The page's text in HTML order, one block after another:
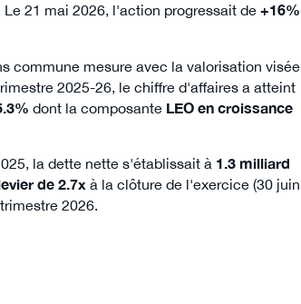
Le 21 mai 2026, l'action progressait de+16%
commune mesure avec la valorisation visée
2025-26, le chiffre d'affaires a atteint
dont la composante LEO en croissance
la dette nette s'établissait à 1.3 milliard
de 2.7x à la clôture de l'exercice (30 juin
2026.